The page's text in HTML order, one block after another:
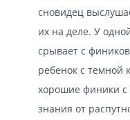
сновидец
их на деле. У
срывает с
ребенок с темной
хорошие финики
знания от